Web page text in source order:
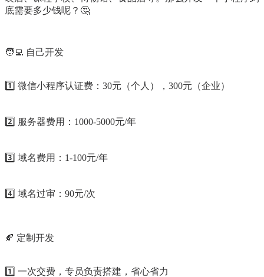
底需要多少钱呢？🤔
🧑‍💻 自己开发
1️⃣ 微信小程序认证费：30元（个人），300元（企业）
2️⃣ 服务器费用：1000-5000元/年
3️⃣ 域名费用：1-100元/年
4️⃣ 域名过审：90元/次
🍂 定制开发
1️⃣ 一次交费，专员负责搭建，省心省力